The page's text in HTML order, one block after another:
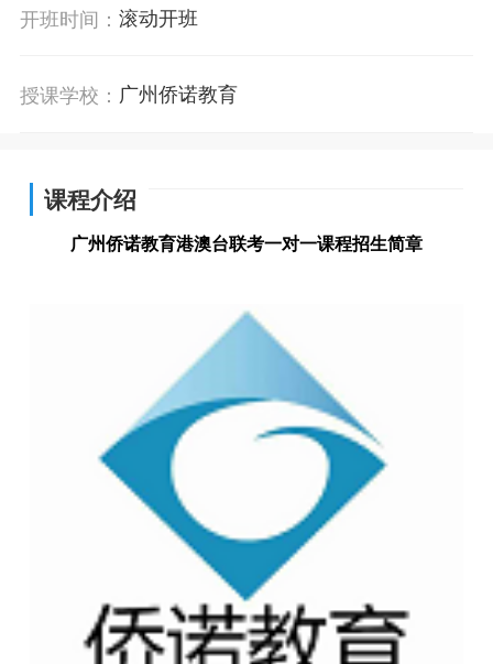
开班时间： 滚动开班
授课学校： 广州侨诺教育
课程介绍
广州侨诺教育港澳台联考一对一课程招生简章